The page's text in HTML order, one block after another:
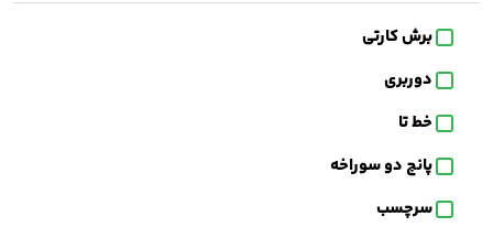
برش کارتی
دوربری
خط تا
پانچ دو سوراخه
سرچسب